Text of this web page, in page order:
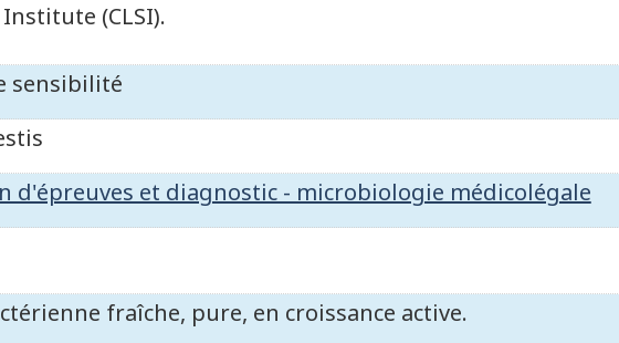
(CLSI).
sensibilité
d'épreuves et diagnostic - microbiologie médicolégale
fraîche, pure, en croissance active.